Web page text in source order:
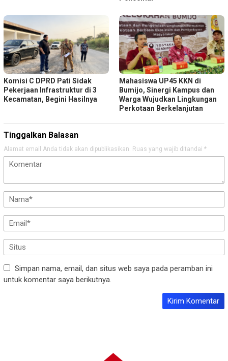
Komisi C DPRD Pati Sidak
Pekerjaan Infrastruktur di 3
Kecamatan, Begini Hasilnya
Mahasiswa UP45 KKN di
Bumijo, Sinergi Kampus dan
Warga Wujudkan Lingkungan
Perkotaan Berkelanjutan
Tinggalkan Balasan
Alamat email Anda tidak akan dipublikasikan. Ruas yang wajib ditandai *
Simpan nama, email, dan situs web saya pada peramban ini
untuk komentar saya berikutnya.